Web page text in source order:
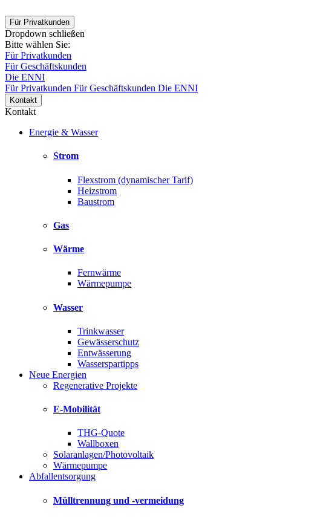
Für Privatkunden
Dropdown schließen
Bitte wählen Sie:
Für Privatkunden
Für Geschäftskunden
Die ENNI
Für Privatkunden Für Geschäftskunden Die ENNI
Kontakt
Kontakt
Energie & Wasser
Strom
Flexstrom (dynamischer Tarif)
Heizstrom
Baustrom
Gas
Wärme
Fernwärme
Wärmepumpe
Wasser
Trinkwasser
Gewässerschutz
Entwässerung
Wasserspartipps
Neue Energien
Regenerative Projekte
E-Mobilität
THG-Quote
Wallboxen
Solaranlagen/Photovoltaik
Wärmepumpe
Abfallentsorgung
Mülltrennung und -vermeidung